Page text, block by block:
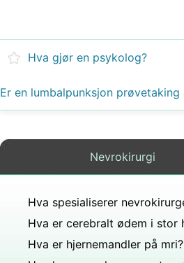
Hva gjør en psykolog?
Nevrokirurgi
Hva er hjernemandler på mri?